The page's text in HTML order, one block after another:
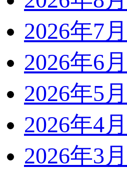
2026年7月
2026年6月
2026年5月
2026年4月
2026年3月